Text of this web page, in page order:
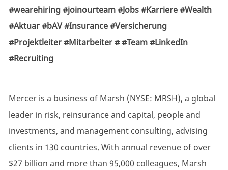
#wearehiring #joinourteam #Jobs #Karriere #Wealth
#Aktuar #bAV #Insurance #Versicherung
#Projektleiter #Mitarbeiter # #Team #LinkedIn
#Recruiting
Mercer is a business of Marsh (NYSE: MRSH), a global
leader in risk, reinsurance and capital, people and
investments, and management consulting, advising
clients in 130 countries. With annual revenue of over
$27 billion and more than 95,000 colleagues, Marsh